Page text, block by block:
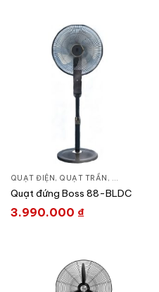
QUẠT ĐIỆN, QUẠT TRẦN , QUẠT ĐỨNG
Quạt đứng Boss 88-BLDC
3.990.000 ₫